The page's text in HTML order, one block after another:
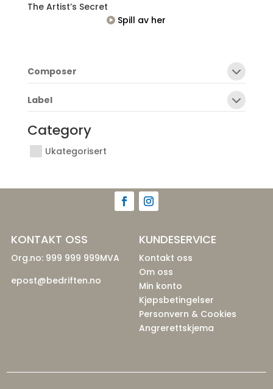
The Artist’s Secret
Spill av her
Composer
Label
Category
Ukategorisert
KONTAKT OSS
Org.no: 999 999 999MVA
epost@bedriften.no
KUNDESERVICE
Kontakt oss
Om oss
Min konto
Kjøpsbetingelser
Personvern & Cookies
Angrerettskjema